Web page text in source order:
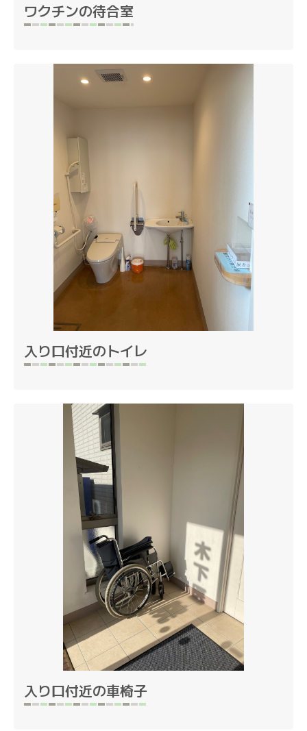
ワクチンの待合室
入り口付近のトイレ
入り口付近の車椅子